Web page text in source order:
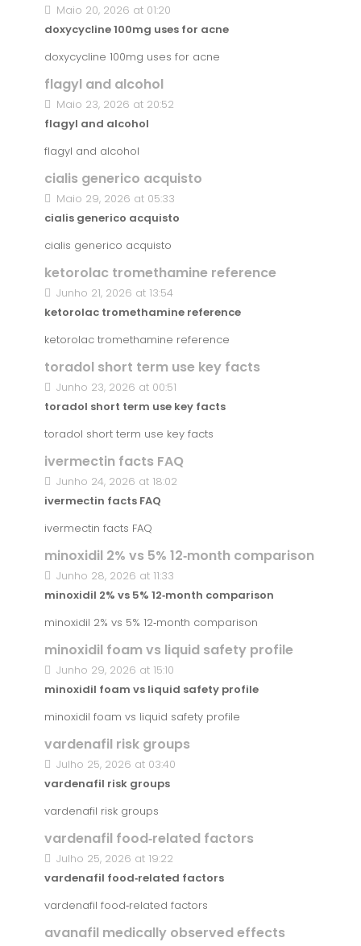
Maio 20, 2026 at 01:20
doxycycline 100mg uses for acne
doxycycline 100mg uses for acne
flagyl and alcohol
Maio 23, 2026 at 20:52
flagyl and alcohol
flagyl and alcohol
cialis generico acquisto
Maio 29, 2026 at 05:33
cialis generico acquisto
cialis generico acquisto
ketorolac tromethamine reference
Junho 21, 2026 at 13:54
ketorolac tromethamine reference
ketorolac tromethamine reference
toradol short term use key facts
Junho 23, 2026 at 00:51
toradol short term use key facts
toradol short term use key facts
ivermectin facts FAQ
Junho 24, 2026 at 18:02
ivermectin facts FAQ
ivermectin facts FAQ
minoxidil 2% vs 5% 12‑month comparison
Junho 28, 2026 at 11:33
minoxidil 2% vs 5% 12‑month comparison
minoxidil 2% vs 5% 12‑month comparison
minoxidil foam vs liquid safety profile
Junho 29, 2026 at 15:10
minoxidil foam vs liquid safety profile
minoxidil foam vs liquid safety profile
vardenafil risk groups
Julho 25, 2026 at 03:40
vardenafil risk groups
vardenafil risk groups
vardenafil food‑related factors
Julho 25, 2026 at 19:22
vardenafil food‑related factors
vardenafil food‑related factors
avanafil medically observed effects